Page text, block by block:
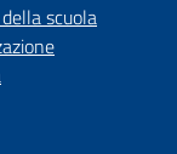
scuola